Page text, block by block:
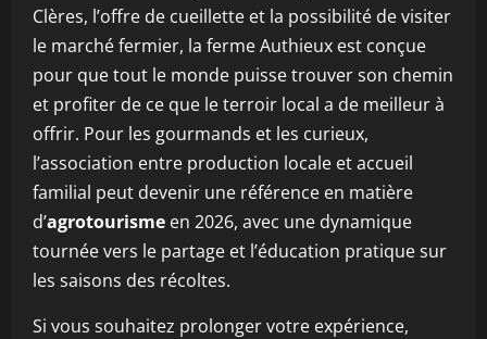
Clères, l’offre de cueillette et la possibilité de visiter
le marché fermier, la ferme Authieux est conçue
pour que tout le monde puisse trouver son chemin
et profiter de ce que le terroir local a de meilleur à
offrir. Pour les gourmands et les curieux,
l’association entre production locale et accueil
familial peut devenir une référence en matière
d’agrotourisme en 2026, avec une dynamique
tournée vers le partage et l’éducation pratique sur
les saisons des récoltes.
Si vous souhaitez prolonger votre expérience,